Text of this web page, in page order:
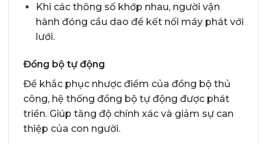
Khi các thông số khớp nhau, người vận
hành đóng cầu dao để kết nối máy phát với
lưới.
Đồng bộ tự động
Để khắc phục nhược điểm của đồng bộ thủ
công, hệ thống đồng bộ tự động được phát
triển. Giúp tăng độ chính xác và giảm sự can
thiệp của con người.